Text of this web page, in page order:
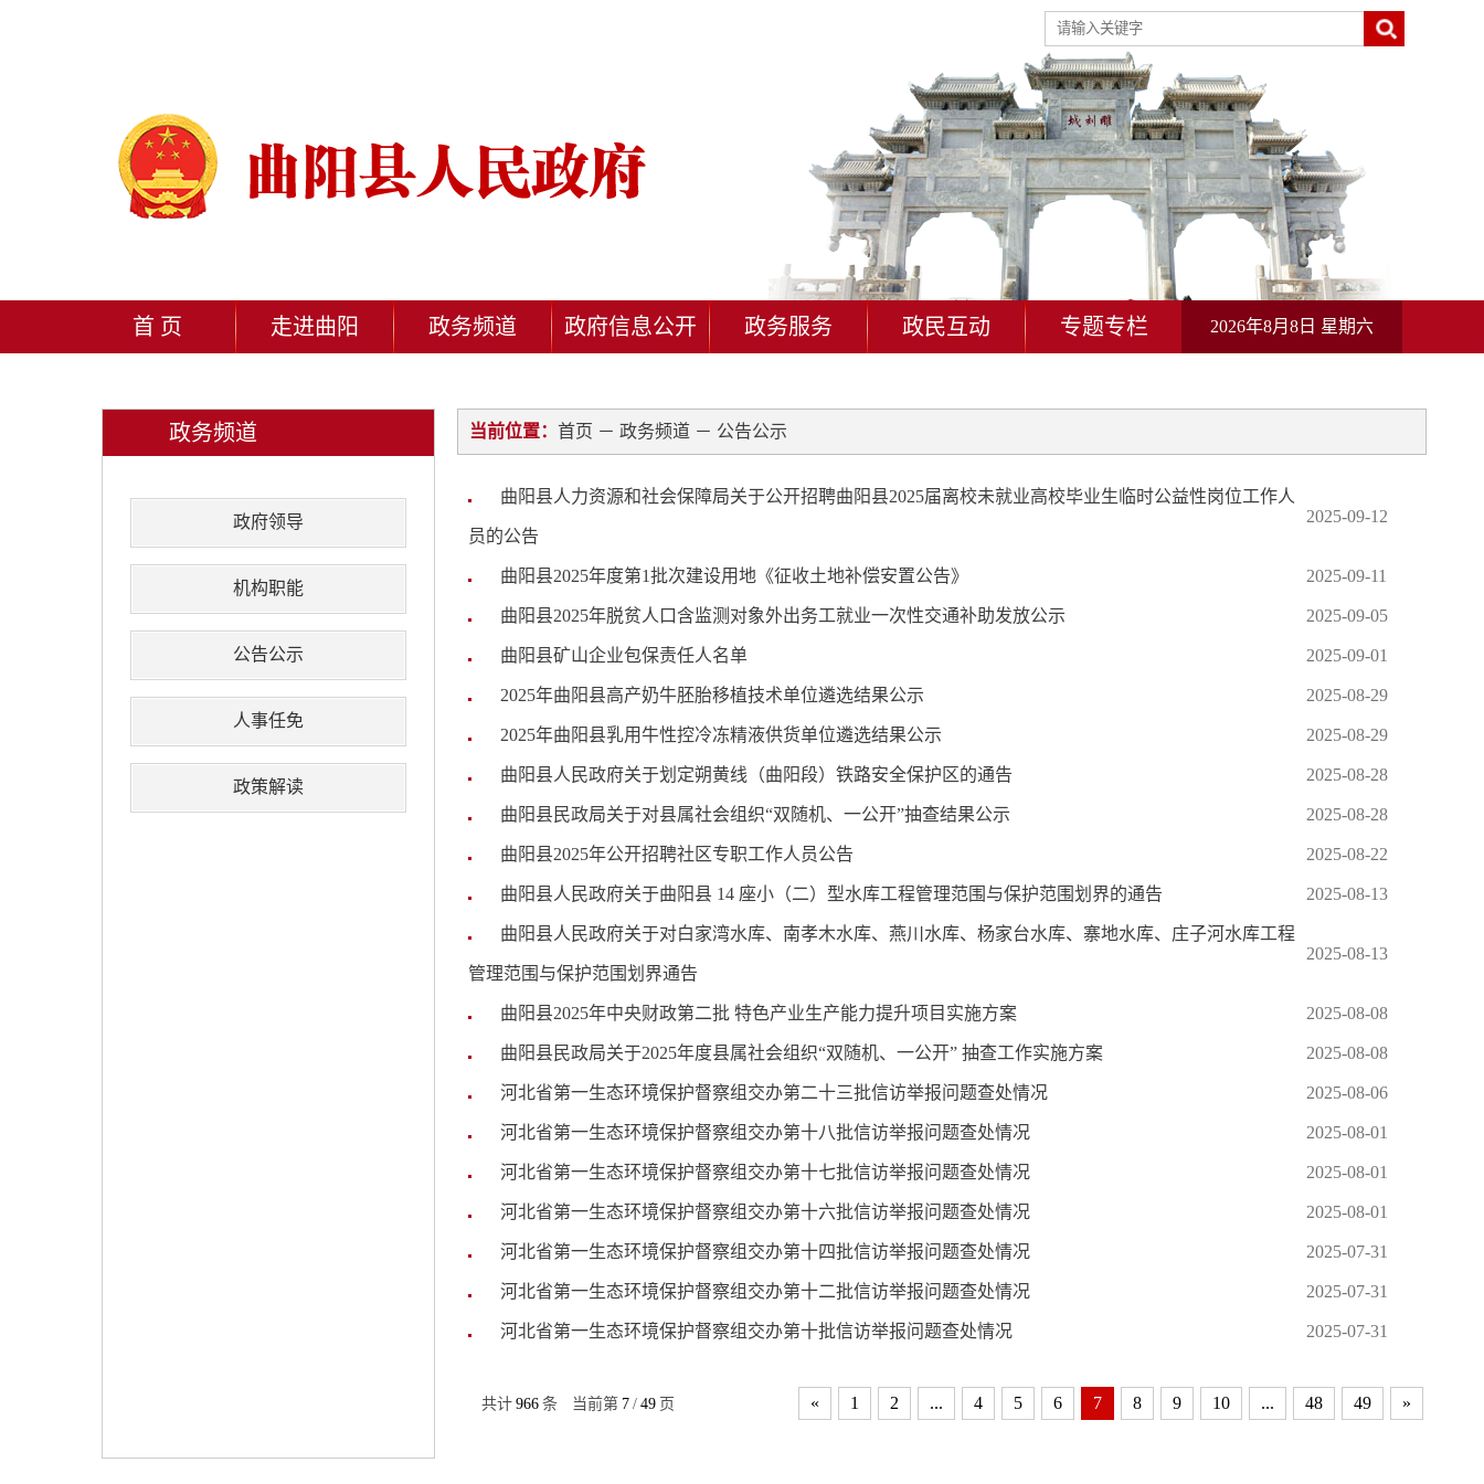
首 页 走进曲阳 政务频道 政府信息公开 政务服务 政民互动 专题专栏 2026年8月8日 星期六
政务频道
政府领导
机构职能
公告公示
人事任免
政策解读
当前位置： 首页 － 政务频道 － 公告公示
曲阳县人力资源和社会保障局关于公开招聘曲阳县2025届离校未就业高校毕业生临时公益性岗位工作人
员的公告
2025-09-12
曲阳县2025年度第1批次建设用地《征收土地补偿安置公告》 2025-09-11
曲阳县2025年脱贫人口含监测对象外出务工就业一次性交通补助发放公示 2025-09-05
曲阳县矿山企业包保责任人名单 2025-09-01
2025年曲阳县高产奶牛胚胎移植技术单位遴选结果公示 2025-08-29
2025年曲阳县乳用牛性控冷冻精液供货单位遴选结果公示 2025-08-29
曲阳县人民政府关于划定朔黄线（曲阳段）铁路安全保护区的通告 2025-08-28
曲阳县民政局关于对县属社会组织“双随机、一公开”抽查结果公示 2025-08-28
曲阳县2025年公开招聘社区专职工作人员公告 2025-08-22
曲阳县人民政府关于曲阳县 14 座小（二）型水库工程管理范围与保护范围划界的通告 2025-08-13
曲阳县人民政府关于对白家湾水库、南孝木水库、燕川水库、杨家台水库、寨地水库、庄子河水库工程
管理范围与保护范围划界通告
2025-08-13
曲阳县2025年中央财政第二批 特色产业生产能力提升项目实施方案 2025-08-08
曲阳县民政局关于2025年度县属社会组织“双随机、一公开” 抽查工作实施方案 2025-08-08
河北省第一生态环境保护督察组交办第二十三批信访举报问题查处情况 2025-08-06
河北省第一生态环境保护督察组交办第十八批信访举报问题查处情况 2025-08-01
河北省第一生态环境保护督察组交办第十七批信访举报问题查处情况 2025-08-01
河北省第一生态环境保护督察组交办第十六批信访举报问题查处情况 2025-08-01
河北省第一生态环境保护督察组交办第十四批信访举报问题查处情况 2025-07-31
河北省第一生态环境保护督察组交办第十二批信访举报问题查处情况 2025-07-31
河北省第一生态环境保护督察组交办第十批信访举报问题查处情况 2025-07-31
共计 966 条 当前第 7 / 49 页 « 1 2 ... 4 5 6 7 8 9 10 ... 48 49 »